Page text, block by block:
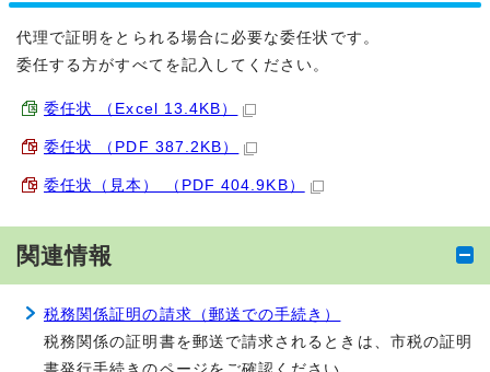
代理で証明をとられる場合に必要な委任状です。
委任する方がすべてを記入してください。
委任状 （Excel 13.4KB）
委任状 （PDF 387.2KB）
委任状（見本） （PDF 404.9KB）
関連情報
税務関係証明の請求（郵送での手続き）
税務関係の証明書を郵送で請求されるときは、市税の証明